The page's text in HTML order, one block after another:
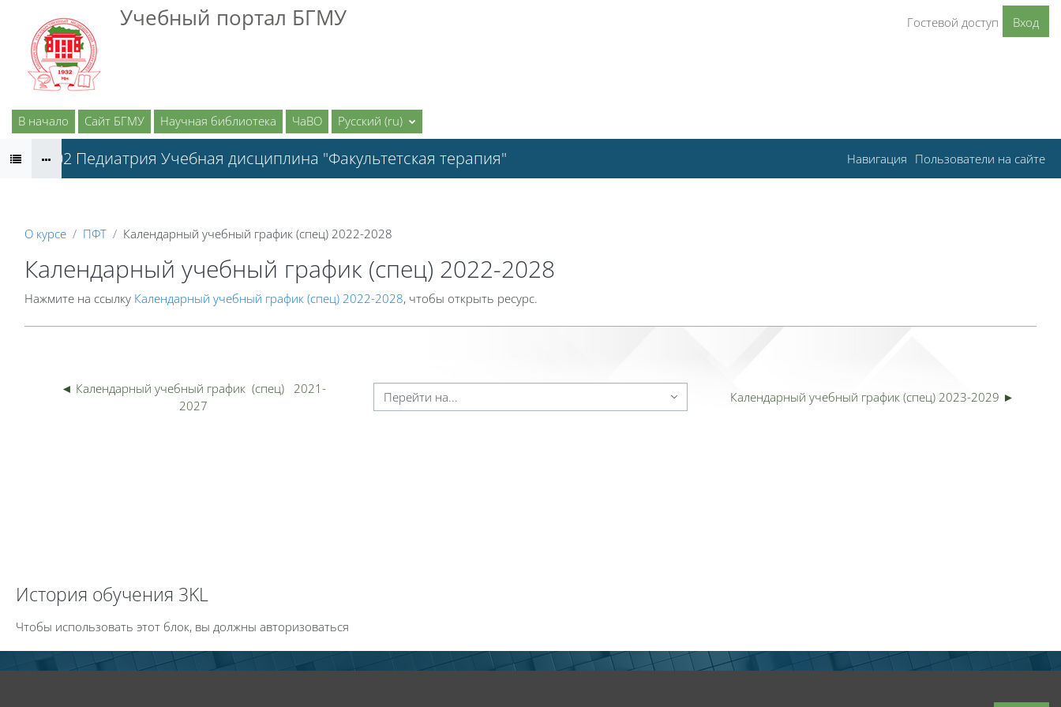
Перейти к основному содержаниюУчебный портал БГМУ
В начало Сайт БГМУ Научная библиотека ЧаВО Русский ‎(ru)‎
Гостевой доступ Вход
31.05.02 Педиатрия Учебная дисциплина "Факультетская терапия"
О курсе ПФТ Календарный учебный график (спец) 2022-2028
Календарный учебный график (спец) 2022-2028
Нажмите на ссылку Календарный учебный график (спец) 2022-2028, чтобы открыть ресурс.
◄ Календарный учебный график  (спец)   2021-
2027
Перейти на... Календарный учебный график (спец) 2023-2029 ►
Навигация Пользователи на сайте
История обучения 3KL
Чтобы использовать этот блок, вы должны авторизоваться